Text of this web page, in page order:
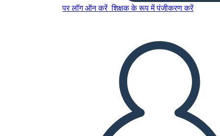
पर लॉग ऑन करें शिक्षक के रूप में पंजीकरण करें
स्लाइड शो चलाएं
मुझे पढ़कर सुनाओ